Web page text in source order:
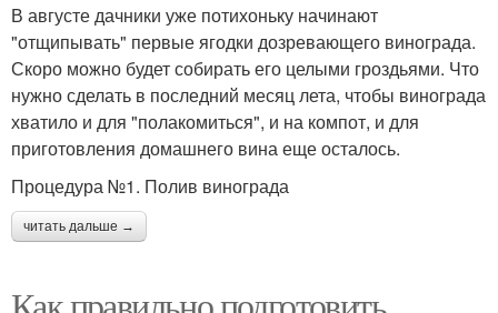
В августе дачники уже потихоньку начинают
"отщипывать" первые ягодки дозревающего винограда.
Скоро можно будет собирать его целыми гроздьями. Что
нужно сделать в последний месяц лета, чтобы винограда
хватило и для "полакомиться", и на компот, и для
приготовления домашнего вина еще осталось.
Процедура №1. Полив винограда
читать дальше →